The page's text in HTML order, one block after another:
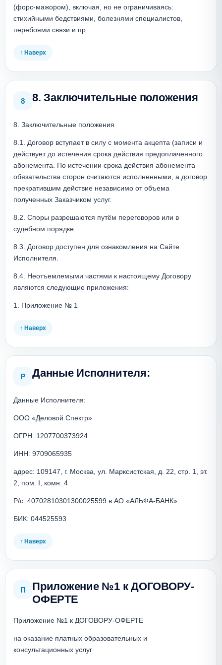
(форс-мажором), включая, но не ограничиваясь:
стихийными бедствиями, болезнями специалистов,
перебоями связи и пр.
↑ Наверх
8 8. Заключительные положения
8. Заключительные положения
8.1. Договор вступает в силу с момента акцепта (записи и
действует до истечения срока действия предоплаченного
абонемента. По истечении срока действия абонемента
обязательства сторон считаются исполненными, а договор
прекратившим действие независимо от объема
полученных Заказчиком услуг.
8.2. Споры разрешаются путём переговоров или в
судебном порядке.
8.3. Договор доступен для ознакомления на Сайте
Исполнителя.
8.4. Неотъемлемыми частями к настоящему Договору
являются следующие приложения:
1. Приложение № 1
↑ Наверх
Р Данные Исполнителя:
Данные Исполнителя:
ООО «Деловой Спектр»
ОГРН: 1207700373924
ИНН: 9709065935
адрес: 109147, г. Москва, ул. Марксистская, д. 22, стр. 1, эт.
2, пом. I, комн. 4
Р/с: 40702810301300025599 в АО «АЛЬФА-БАНК»
БИК: 044525593
↑ Наверх
П
Приложение №1 к ДОГОВОРУ-
ОФЕРТЕ
Приложение №1 к ДОГОВОРУ-ОФЕРТЕ
на оказание платных образовательных и
консультационных услуг